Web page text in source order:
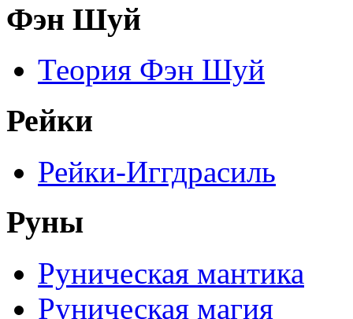
Фэн Шуй
Теория Фэн Шуй
Рейки
Рейки-Иггдрасиль
Руны
Руническая мантика
Руническая магия